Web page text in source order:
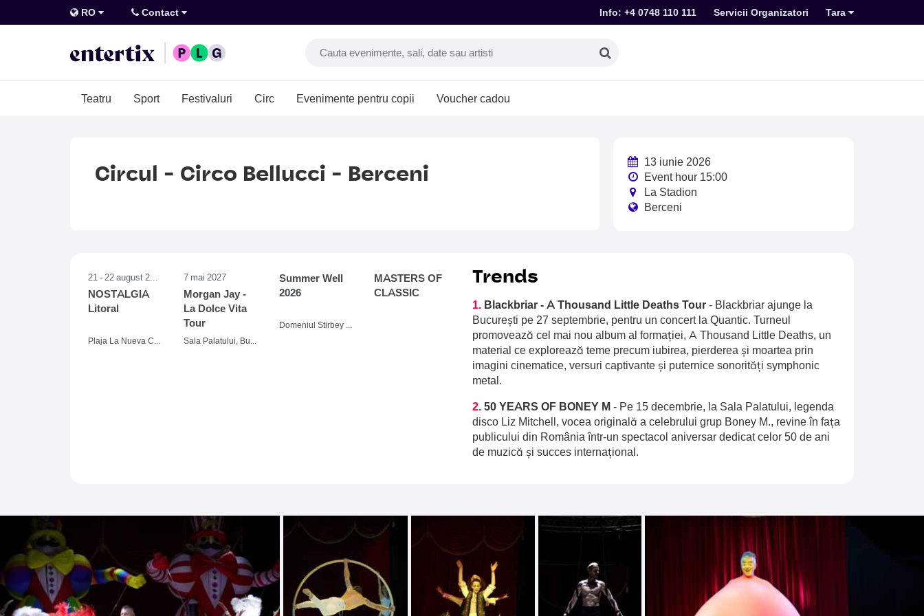
RO Contact Info: +4 0748 110 111 Servicii Organizatori Tara
Teatru Sport Festivaluri Circ Evenimente pentru copii Voucher cadou
Circul - Circo Bellucci - Berceni
13 iunie 2026
Event hour 15:00
La Stadion
Berceni
NOSTALGIA
Litoral
Plaja La Nueva Cucaracha, Mamaia
7 mai 2027
Morgan Jay -
La Dolce Vita
Tour
Sala Palatului, Bucuresti
Summer Well
2026
Domeniul Stirbey Voda, Buftea
MASTERS OF
CLASSIC
Trends
1. Blackbriar - A Thousand Little Deaths Tour - Blackbriar ajunge la
București pe 27 septembrie, pentru un concert la Quantic. Turneul
promovează cel mai nou album al formației, A Thousand Little Deaths, un
material ce explorează teme precum iubirea, pierderea și moartea prin
imagini cinematice, versuri captivante și puternice sonorități symphonic
metal.
2. 50 YEARS OF BONEY M - Pe 15 decembrie, la Sala Palatului, legenda
disco Liz Mitchell, vocea originală a celebrului grup Boney M., revine în fața
publicului din România într-un spectacol aniversar dedicat celor 50 de ani
de muzică și succes internațional.